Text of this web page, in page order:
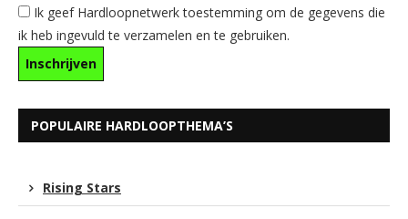
Ik geef Hardloopnetwerk toestemming om de gegevens die
ik heb ingevuld te verzamelen en te gebruiken.
POPULAIRE HARDLOOPTHEMA’S
Rising Stars